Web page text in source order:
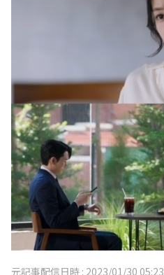
元記事配信日時 : 2023/01/30 05:23